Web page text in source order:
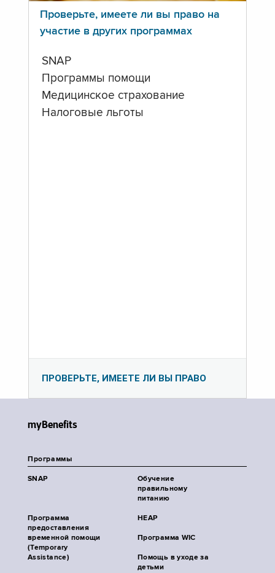
Проверьте, имеете ли вы право на
участие в других программах
SNAP
Программы помощи
Медицинское страхование
Налоговые льготы
ПРОВЕРЬТЕ, ИМЕЕТЕ ЛИ ВЫ ПРАВО
myBenefits
Программы
SNAP
Обучение
правильному
питанию
Программа
предоставления
временной помощи
(Temporary
Assistance)
HEAP
Программа WIC
Помощь в уходе за
детьми